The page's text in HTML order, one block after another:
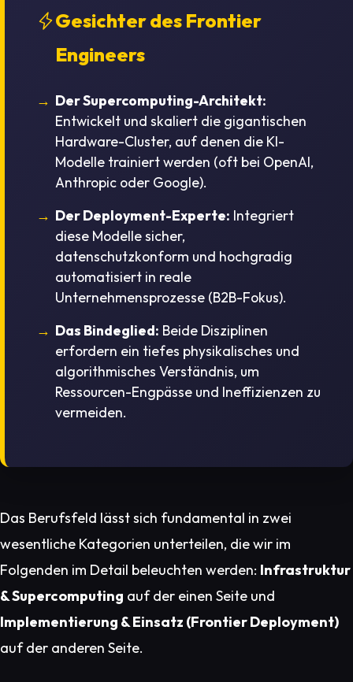
Gesichter des Frontier
Engineers
Der Supercomputing-Architekt:
Entwickelt und skaliert die gigantischen
Hardware-Cluster, auf denen die KI-
Modelle trainiert werden (oft bei OpenAI,
Anthropic oder Google).
Der Deployment-Experte: Integriert
diese Modelle sicher,
datenschutzkonform und hochgradig
automatisiert in reale
Unternehmensprozesse (B2B-Fokus).
Das Bindeglied: Beide Disziplinen
erfordern ein tiefes physikalisches und
algorithmisches Verständnis, um
Ressourcen-Engpässe und Ineffizienzen zu
vermeiden.
Das Berufsfeld lässt sich fundamental in zwei
wesentliche Kategorien unterteilen, die wir im
Folgenden im Detail beleuchten werden: Infrastruktur
& Supercomputing auf der einen Seite und
Implementierung & Einsatz (Frontier Deployment)
auf der anderen Seite.